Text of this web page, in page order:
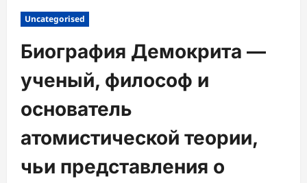
Uncategorised
Биография Демокрита —
ученый, философ и
основатель
атомистической теории,
чьи представления о